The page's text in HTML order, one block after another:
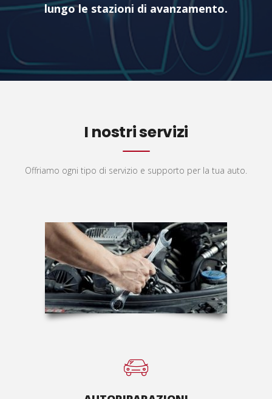
lungo le stazioni di avanzamento.
I nostri servizi
Offriamo ogni tipo di servizio e supporto per la tua auto.